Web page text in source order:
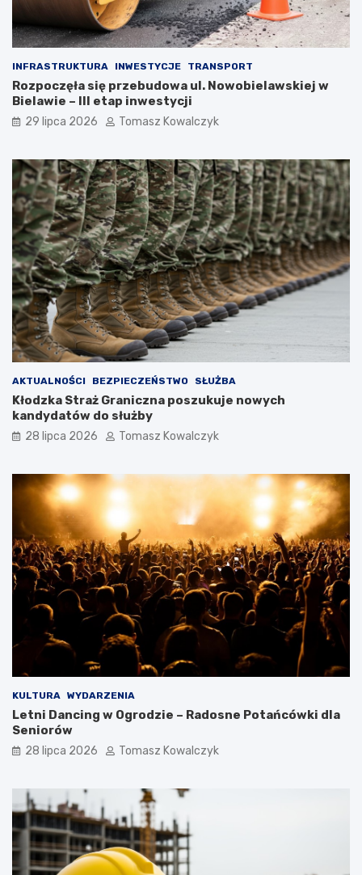
INFRASTRUKTURA INWESTYCJE TRANSPORT
Rozpoczęła się przebudowa ul. Nowobielawskiej w
Bielawie – III etap inwestycji
29 lipca 2026 Tomasz Kowalczyk
AKTUALNOŚCI BEZPIECZEŃSTWO SŁUŻBA
Kłodzka Straż Graniczna poszukuje nowych
kandydatów do służby
28 lipca 2026 Tomasz Kowalczyk
KULTURA WYDARZENIA
Letni Dancing w Ogrodzie – Radosne Potańcówki dla
Seniorów
28 lipca 2026 Tomasz Kowalczyk